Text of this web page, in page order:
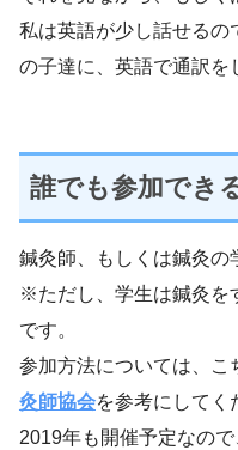
私は英語が少し話せるの
の子達に、英語で通訳を
誰でも参加でき
鍼灸師、もしくは鍼灸の
※ただし、学生は鍼灸を
です。
参加方法については、こ
灸師協会を参考にしてく
2019年も開催予定なので